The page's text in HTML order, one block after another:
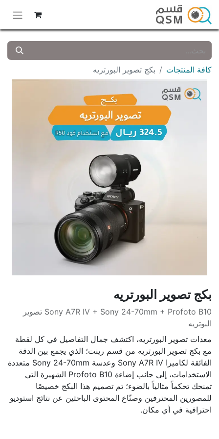
كافة المنتجات بكج تصوير البورتريه
بكج تصوير البورتريه
Sony A7R IV + Sony 24-70mm + Profoto B10 تصوير
البوتريه
معدات تصوير البورتريه، اكتشف جمال التفاصيل في كل لقطة
مع بكج تصوير البورتريه من قسم رينت؛ الذي يجمع بين الدقة
الفائقة لكاميرا Sony A7R IV وعدسة Sony 24-70mm متعددة
الاستخدامات، إلى جانب إضاءة Profoto B10 الشهيرة التي
تمنحك تحكماً مثالياً بالضوء؛ تم تصميم هذا البكج خصيصًا
للمصورين المحترفين وصنّاع المحتوى الباحثين عن نتائج استوديو
احترافية في أي مكان.